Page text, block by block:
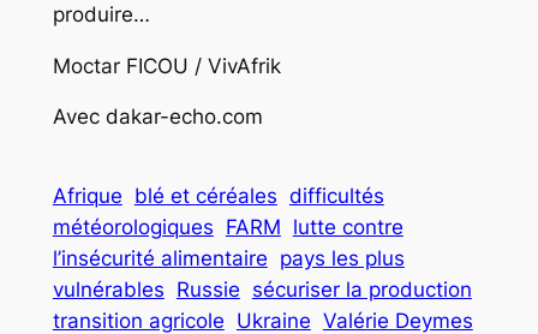
produire…
Moctar FICOU / VivAfrik
Avec dakar-echo.com
Afrique blé et céréales difficultés
météorologiques FARM lutte contre
l’insécurité alimentaire pays les plus
vulnérables Russie sécuriser la production
transition agricole Ukraine Valérie Deymes